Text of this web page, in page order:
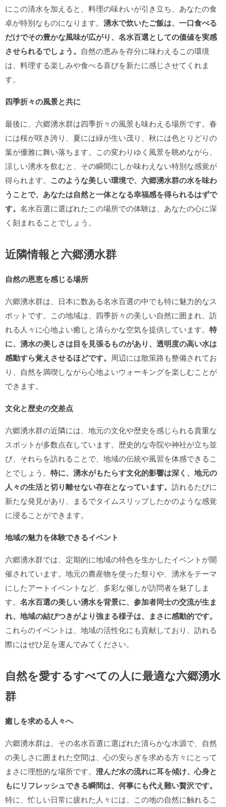
にこの清水を加えると、料理の味わいが引き立ち、あなたの食
卓が特別なものになります。 湧水で炊いたご飯は、一口食べる
だけでその豊かな風味が広がり、名水百選としての価値を実感
させられるでしょう。 自然の恵みを存分に味わえるこの環境
は、料理する楽しみや食べる喜びを新たに感じさせてくれま
す。
四季折々の風景と共に
最後に、六郷湧水群は四季折々の風景も味わえる場所です。春
には桜が咲き誇り、夏には緑が生い茂り、秋には色とりどりの
葉が優雅に舞い落ちます。この変わりゆく風景を眺めながら、
涼しい湧水を飲むと、その瞬間にしか味わえない特別な感覚が
得られます。 このような美しい環境で、六郷湧水群の水を味わ
うことで、あなたは自然と一体となる幸福感を得られるはずで
す。 名水百選に選ばれたこの場所での体験は、あなたの心に深
く刻まれることでしょう。
近隣情報と六郷湧水群
自然の恩恵を感じる場所
六郷湧水群は、日本に数ある名水百選の中でも特に魅力的なス
ポットです。この地域は、四季折々の美しい自然に囲まれ、訪
れる人々に心地よい癒しと清らかな空気を提供しています。 特
に、湧水の美しさは目を見張るものがあり、透明度の高い水は
感動すら覚えさせるほどです。 周辺には散策路も整備されてお
り、自然を満喫しながら心地よいウォーキングを楽しむことが
できます。
文化と歴史の交差点
六郷湧水群の近隣には、地元の文化や歴史を感じられる貴重な
スポットが多数点在しています。歴史的な寺院や神社が立ち並
び、それらを訪れることで、地域の伝統や風習を体感できるこ
とでしょう。 特に、湧水がもたらす文化的影響は深く、地元の
人々の生活と切り離せない存在となっています。 訪れるたびに
新たな発見があり、まるでタイムスリップしたかのような感覚
に浸ることができます。
地域の魅力を体験できるイベント
六郷湧水群では、定期的に地域の特色を生かしたイベントが開
催されています。地元の農産物を使った祭りや、湧水をテーマ
にしたアートイベントなど、多彩な催しが訪問者を魅了しま
す。 名水百選の美しい湧水を背景に、参加者同士の交流が生ま
れ、地域の結びつきがより強まる様子は、まさに感動的です。
これらのイベントは、地域の活性化にも貢献しており、訪れる
際にはぜひ足を運んでみてください。
自然を愛するすべての人に最適な六郷湧水
群
癒しを求める人々へ
六郷湧水群は、その名水百選に選ばれた清らかな水源で、自然
の美しさに囲まれた空間は、心の安らぎを求める方々にとって
まさに理想的な場所です。 澄んだ水の流れに耳を傾け、心身と
もにリフレッシュできる瞬間は、何事にも代え難い贅沢です。
特に、忙しい日常に疲れた人々には、この地の自然に触れるこ